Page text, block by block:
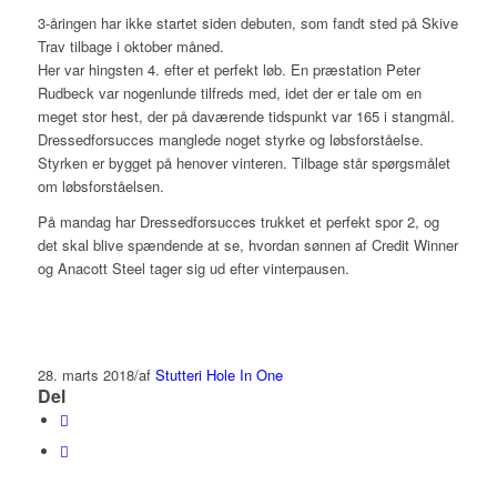
3-åringen har ikke startet siden debuten, som fandt sted på Skive
Trav tilbage i oktober måned.
Her var hingsten 4. efter et perfekt løb. En præstation Peter
Rudbeck var nogenlunde tilfreds med, idet der er tale om en
meget stor hest, der på daværende tidspunkt var 165 i stangmål.
Dressedforsucces manglede noget styrke og løbsforståelse.
Styrken er bygget på henover vinteren. Tilbage står spørgsmålet
om løbsforståelsen.
På mandag har Dressedforsucces trukket et perfekt spor 2, og
det skal blive spændende at se, hvordan sønnen af Credit Winner
og Anacott Steel tager sig ud efter vinterpausen.
28. marts 2018/af Stutteri Hole In One
Del